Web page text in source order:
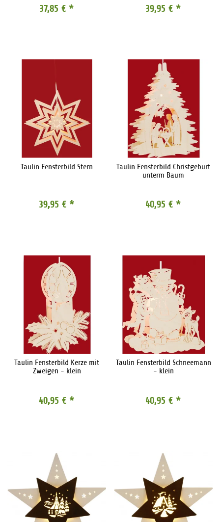
37,85 € * 39,95 € *
Taulin Fensterbild Stern
39,95 € *
Taulin Fensterbild Christgeburt
unterm Baum
40,95 € *
Taulin Fensterbild Kerze mit
Zweigen - klein
40,95 € *
Taulin Fensterbild Schneemann
- klein
40,95 € *